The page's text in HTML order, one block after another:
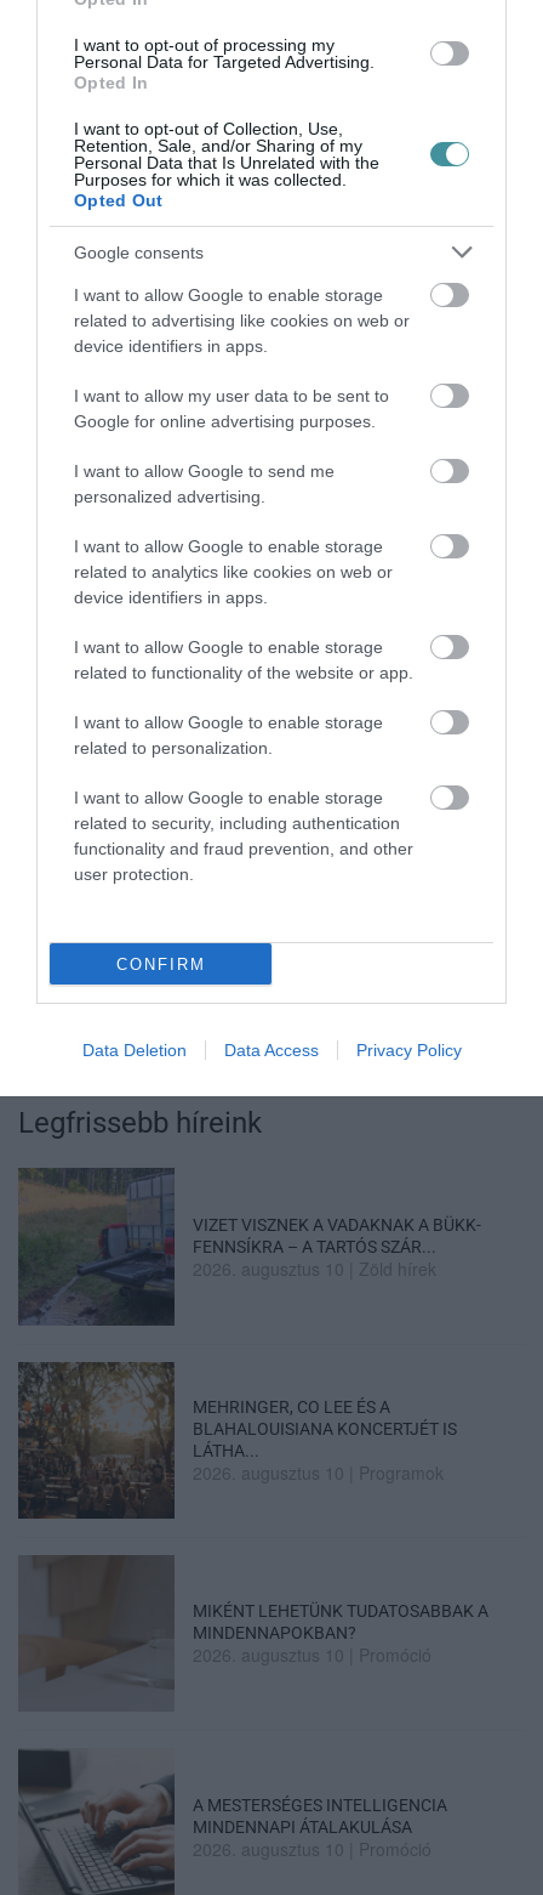
I want to opt-out of processing my
Personal Data for Targeted Advertising.
Opted In
I want to opt-out of Collection, Use,
Retention, Sale, and/or Sharing of my
Personal Data that Is Unrelated with the
Purposes for which it was collected.
Opted Out
Google consents
I want to allow Google to enable storage
related to advertising like cookies on web or
device identifiers in apps.
I want to allow my user data to be sent to
Google for online advertising purposes.
I want to allow Google to send me
personalized advertising.
I want to allow Google to enable storage
related to analytics like cookies on web or
device identifiers in apps.
I want to allow Google to enable storage
related to functionality of the website or app.
I want to allow Google to enable storage
related to personalization.
I want to allow Google to enable storage
related to security, including authentication
functionality and fraud prevention, and other
user protection.
CONFIRM
Data Deletion Data Access Privacy Policy
projekteken, amely a vállalat további
bővülését, növekedését szolgálja.
LEÁLLÍTJÁK A TERMELÉST AZ EGRI ÉS A MAKLÁRI BOSCH-
GYÁRBAN IS A JÁRVÁNY MIATT
A német autóipari cég a hatvani után a
többi Heves megyei üzemegységét is
bezárja egy időre. Az Egri Ügyek is
beszámolt róla, hogy Heves megyében
több, jellemzően német multicég is
felfüggeszti ideiglenesen a termelését,
részben vagy egészben, a koronavírus-
járvány okozta veszélyeztetettség, valamint
a beszállítói és megrendelői fennakadások
miatt.
Ne maradjon le a legfrissebb hírekről, kövessen
bennünket az EGRI ÜGYEK Google Hírek oldalán!
Legfrissebb híreink
VIZET VISZNEK A VADAKNAK A BÜKK-
FENNSÍKRA – A TARTÓS SZÁR...
2026. augusztus 10 Zöld hírek
MEHRINGER, CO LEE ÉS A
BLAHALOUISIANA KONCERTJÉT IS
LÁTHA...
2026. augusztus 10 Programok
MIKÉNT LEHETÜNK TUDATOSABBAK A
MINDENNAPOKBAN?
2026. augusztus 10 Promóció
A MESTERSÉGES INTELLIGENCIA
MINDENNAPI ÁTALAKULÁSA
2026. augusztus 10 Promóció